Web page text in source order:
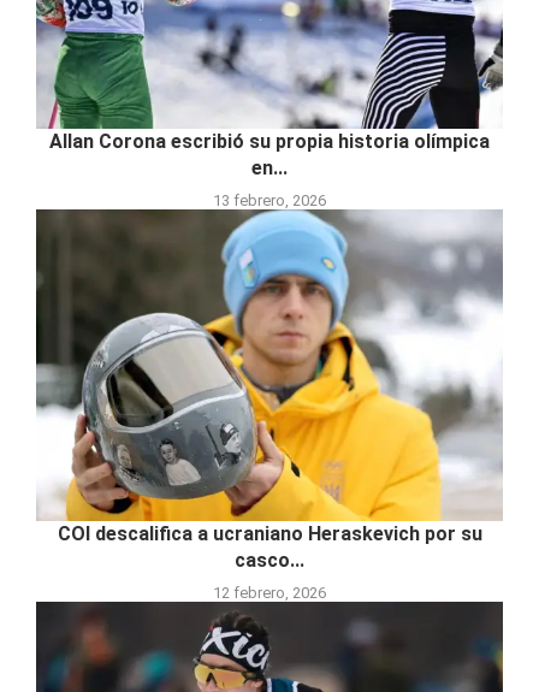
Allan Corona escribió su propia historia olímpica
en...
13 febrero, 2026
COI descalifica a ucraniano Heraskevich por su
casco...
12 febrero, 2026